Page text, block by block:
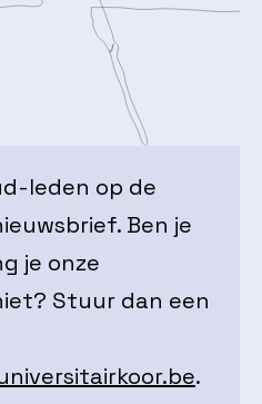
leden op de
Ben je
je onze
Stuur dan een
.